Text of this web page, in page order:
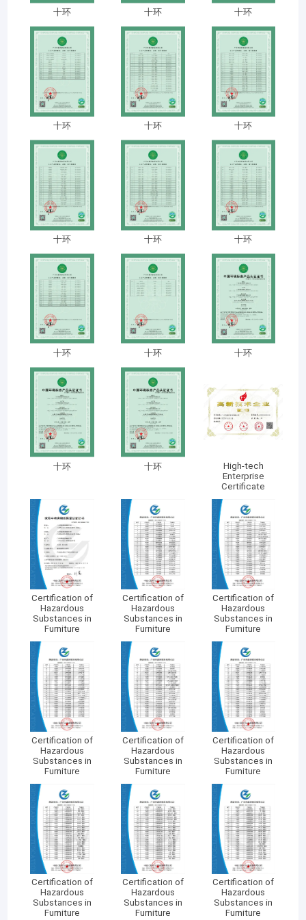
VR-show
Over ons
Fabriekstocht
Kwaliteitscontrole
Neem contact met ons op
Nieuws
Gevallen
Vraagstukken
Praatje Nu
Meubels
Meubelen voor villa's
Appartementmeubilair
Meubelen voor commerciële clubs
Eetkamer meubels
Kantoormeubilair
Bekleed Meubilair
十环 十环 十环
十环 十环 十环
十环 十环 十环
十环 十环 十环
十环 十环
High-tech
Enterprise
Certificate
Certification of
Hazardous
Substances in
Furniture
Certification of
Hazardous
Substances in
Furniture
Certification of
Hazardous
Substances in
Furniture
Certification of
Hazardous
Substances in
Furniture
Certification of
Hazardous
Substances in
Furniture
Certification of
Hazardous
Substances in
Furniture
Certification of
Hazardous
Substances in
Furniture
Certification of
Hazardous
Substances in
Furniture
Certification of
Hazardous
Substances in
Furniture
meer dan 20 jaar ervaring. Gelegen
in Taiping Town, Conghua District,
Guangzhou, hebben we een fabriek
van 30.000 vierkante meter
opgericht, uitgerust met uitgebreide
geavanceerde machines en rijke
technische expertise.
Gespecialiseerd in het inrichten van
vijfsterrenhotels, resorts, service-
appartementen, restaurants,
openbare gebouwen en andere
collectieve ruimtes, onderscheiden
we ons door onze toewijding aan
kwaliteit en innovatie.
We exploiteren een uitgebreide
reeks productie-ateliers, waaronder
plaat-, massief houten-, verf-, UV-,
hardware- en stoffen ateliers. We
hebben de capaciteit om jaarlijks
meer dan 1.000 sets meubels voor
sterrenhotelkamers te produceren
en zijn trots eigenaar van merken
als Buvmamo en BaiJiangZhuPin.
Ons uitgebreide zakelijke portfolio
omvat high-end houten maatwerk,
luxe hotelmeubilair, verfijnde
commerciële displays en exclusieve
commerciële clubinrichting. Erkend
als een "high-tech onderneming"
voor zeven opeenvolgende jaren,
hebben we partnerschappen
gesloten met gerenommeerde
hotels zoals Hilton, Vienna en
Country Garden.
Met een schat aan export ervaring,
sieren onze producten ruimtes in
Europa, Amerika, het Midden-
Oosten, Azië, Zuid-Amerika,
Australië, Thailand, Cambodja en